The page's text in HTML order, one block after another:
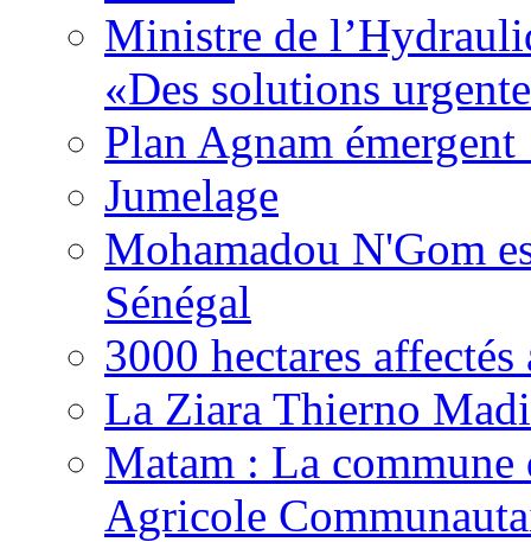
Ministre de
«Des solutions
Plan Agnam
Jumelage
Mohamadou N'Gom
Sénégal
3000 hectares
La Ziara Thierno
Matam : La
Agricole